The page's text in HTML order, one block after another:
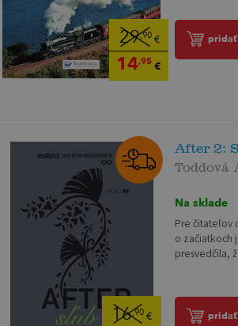
29,90€
14,95€
pridať
16,90 €
After 2:
Toddová
Na sklade
Pre čitateľov
o začiatkoch
presvedčila,
pridať